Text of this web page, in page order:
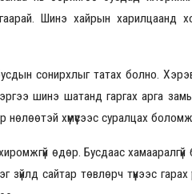
Шинэ хайрын харилцаанд
сонирхлыг татах болно.
шинэ шатанд гаргах арга
хүмүүсээс суралцах
өдөр. Бусдаас
зүйлд сайтар төвлөрч түүнээс